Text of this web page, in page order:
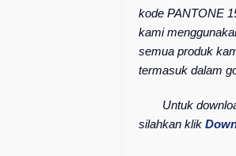
kode PANTONE
kami
semua produk
termasuk dalam
Untuk
silahkan klik